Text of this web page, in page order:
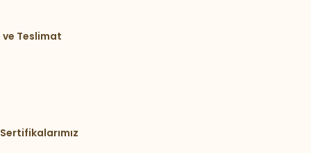
ve Teslimat
Sertifikalarımız